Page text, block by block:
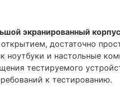
экранированный
достаточно
ноутбуки и настольные
тестируемого
к тестированию.